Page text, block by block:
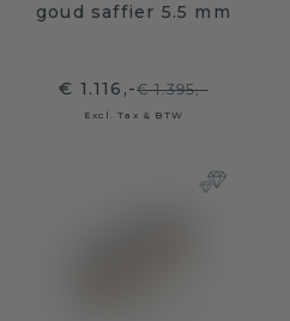
goud saffier 5.5 mm
€ 1.116,-€ 1.395,-
Excl. Tax & BTW